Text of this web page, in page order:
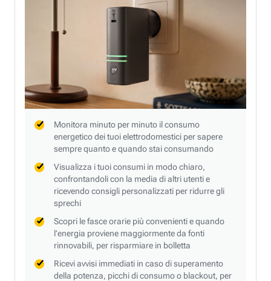
Monitora minuto per minuto il consumo
energetico dei tuoi elettrodomestici per sapere
sempre quanto e quando stai consumando
Visualizza i tuoi consumi in modo chiaro,
confrontandoli con la media di altri utenti e
ricevendo consigli personalizzati per ridurre gli
sprechi
Scopri le fasce orarie più convenienti e quando
l’energia proviene maggiormente da fonti
rinnovabili, per risparmiare in bolletta
Ricevi avvisi immediati in caso di superamento
della potenza, picchi di consumo o blackout, per